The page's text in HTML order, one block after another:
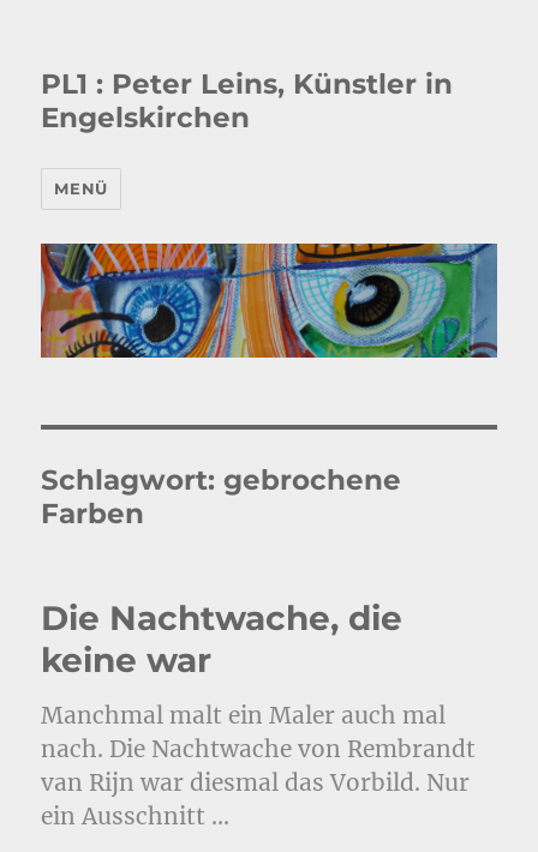
PL1 : Peter Leins, Künstler in
Engelskirchen
MENÜ
Schlagwort:gebrochene
Farben
Die Nachtwache, die
keine war
Manchmal malt ein Maler auch mal
nach. Die Nachtwache von Rembrandt
van Rijn war diesmal das Vorbild. Nur
ein Ausschnitt …